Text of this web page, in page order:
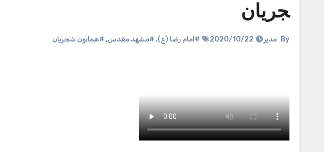
جریان
By مدیر 2020/10/22 #امام رضا (ع), #مشهد مقدس, #همایون شجریان